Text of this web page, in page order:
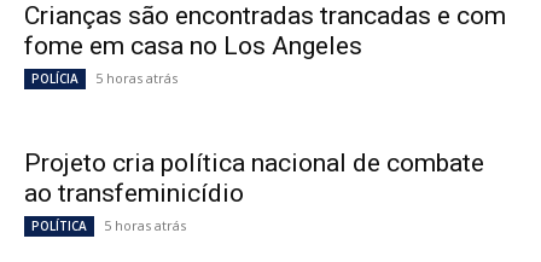
Crianças são encontradas trancadas e com
fome em casa no Los Angeles
POLÍCIA 5 horas atrás
Projeto cria política nacional de combate
ao transfeminicídio
POLÍTICA 5 horas atrás